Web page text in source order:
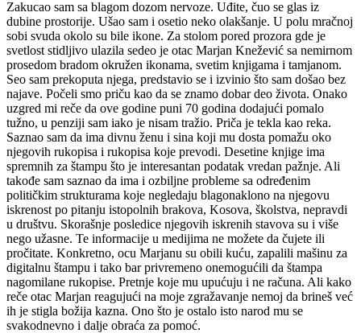
Zakucao sam sa blagom dozom nervoze. Uđite, čuo se glas iz
dubine prostorije. Ušao sam i osetio neko olakšanje. U polu mračnoj
sobi svuda okolo su bile ikone. Za stolom pored prozora gde je
svetlost stidljivo ulazila sedeo je otac Marjan Knežević sa nemirnom
prosedom bradom okružen ikonama, svetim knjigama i tamjanom.
Seo sam prekoputa njega, predstavio se i izvinio što sam došao bez
najave. Počeli smo priču kao da se znamo dobar deo života. Onako
uzgred mi reče da ove godine puni 70 godina dodajući pomalo
tužno, u penziji sam iako je nisam tražio. Priča je tekla kao reka.
Saznao sam da ima divnu ženu i sina koji mu dosta pomažu oko
njegovih rukopisa i rukopisa koje prevodi. Desetine knjige ima
spremnih za štampu što je interesantan podatak vredan pažnje. Ali
takođe sam saznao da ima i ozbiljne probleme sa određenim
političkim strukturama koje negledaju blagonaklono na njegovu
iskrenost po pitanju istopolnih brakova, Kosova, školstva, nepravdi
u društvu. Skorašnje posledice njegovih iskrenih stavova su i više
nego užasne. Te informacije u medijima ne možete da čujete ili
pročitate. Konkretno, ocu Marjanu su obili kuću, zapalili mašinu za
digitalnu štampu i tako bar privremeno onemogućili da štampa
nagomilane rukopise. Pretnje koje mu upućuju i ne računa. Ali kako
reče otac Marjan reagujući na moje zgražavanje nemoj da brineš već
ih je stigla božija kazna. Ono što je ostalo isto narod mu se
svakodnevno i dalje obraća za pomoć.